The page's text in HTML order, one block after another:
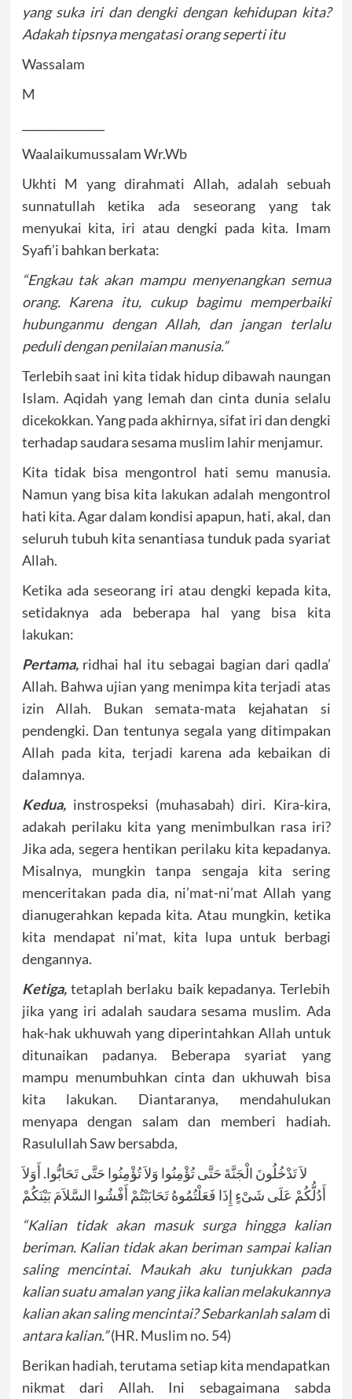
yang suka iri dan dengki dengan kehidupan kita?
Adakah tipsnya mengatasi orang seperti itu
Wassalam
M
Waalaikumussalam Wr.Wb
Ukhti M yang dirahmati Allah, adalah sebuah
sunnatullah ketika ada seseorang yang tak
menyukai kita, iri atau dengki pada kita. Imam
Syafi’i bahkan berkata:
“Engkau tak akan mampu menyenangkan semua
orang. Karena itu, cukup bagimu memperbaiki
hubunganmu dengan Allah, dan jangan terlalu
peduli dengan penilaian manusia.”
Terlebih saat ini kita tidak hidup dibawah naungan
Islam. Aqidah yang lemah dan cinta dunia selalu
dicekokkan. Yang pada akhirnya, sifat iri dan dengki
terhadap saudara sesama muslim lahir menjamur.
Kita tidak bisa mengontrol hati semu manusia.
Namun yang bisa kita lakukan adalah mengontrol
hati kita. Agar dalam kondisi apapun, hati, akal, dan
seluruh tubuh kita senantiasa tunduk pada syariat
Allah.
Ketika ada seseorang iri atau dengki kepada kita,
setidaknya ada beberapa hal yang bisa kita
lakukan:
Pertama,ridhai hal itu sebagai bagian dari qadla’
Allah. Bahwa ujian yang menimpa kita terjadi atas
izin Allah. Bukan semata-mata kejahatan si
pendengki. Dan tentunya segala yang ditimpakan
Allah pada kita, terjadi karena ada kebaikan di
dalamnya.
Kedua,instrospeksi (muhasabah) diri. Kira-kira,
adakah perilaku kita yang menimbulkan rasa iri?
Jika ada, segera hentikan perilaku kita kepadanya.
Misalnya, mungkin tanpa sengaja kita sering
menceritakan pada dia, ni’mat-ni’mat Allah yang
dianugerahkan kepada kita. Atau mungkin, ketika
kita mendapat ni’mat, kita lupa untuk berbagi
dengannya.
Ketiga,tetaplah berlaku baik kepadanya. Terlebih
jika yang iri adalah saudara sesama muslim. Ada
hak-hak ukhuwah yang diperintahkan Allah untuk
ditunaikan padanya. Beberapa syariat yang
mampu menumbuhkan cinta dan ukhuwah bisa
kita lakukan. Diantaranya, mendahulukan
menyapa dengan salam dan memberi hadiah.
Rasulullah Saw bersabda,
لاَ تَدْخُلُونَ الْجَنَّةَ حَتَّى تُؤْمِنُوا وَلاَ تُؤْمِنُوا حَتَّى تَحَابُّوا. أَوَلاَ
أَدُلُّكُمْ عَلَى شَىْءٍ إِذَا فَعَلْتُمُوهُ تَحَابَبْتُمْ أَفْشُوا السَّلاَمَ بَيْنَكُمْ
“Kalian tidak akan masuk surga hingga kalian
beriman. Kalian tidak akan beriman sampai kalian
saling mencintai. Maukah aku tunjukkan pada
kalian suatu amalan yang jika kalian melakukannya
kalian akan saling mencintai? Sebarkanlah salamdi
antara kalian.”(HR. Muslim no. 54)
Berikan hadiah, terutama setiap kita mendapatkan
nikmat dari Allah. Ini sebagaimana sabda